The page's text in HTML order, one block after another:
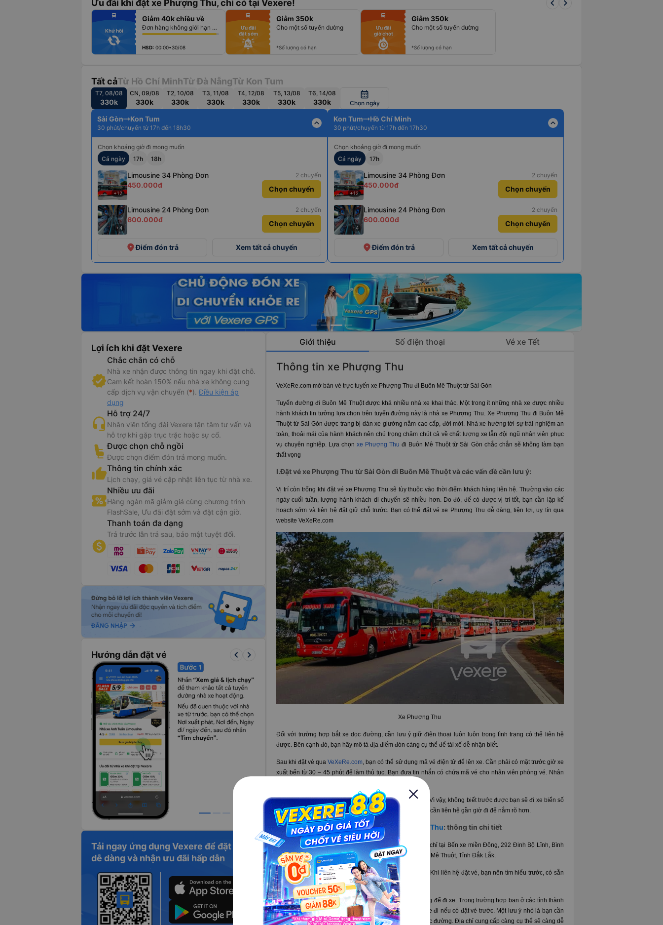
Ưu đãi khi đặt xe Phượng Thu, chỉ có tại Vexere! keyboard_arrow_left keyboard_arrow_right
fiber_manual_record
fiber_manual_record
fiber_manual_record
fiber_manual_record
fiber_manual_record
fiber_manual_record
fiber_manual_record
directions_bus
Khứ hồi
Giảm 40k chiều về
Đơn hàng không giới hạn số lượng vé
HSD: 00:00•30/08
fiber_manual_record
fiber_manual_record
fiber_manual_record
fiber_manual_record
fiber_manual_record
fiber_manual_record
fiber_manual_record
directions_bus
Ưu đãi
đặt sớm
Giảm 350k
Cho một số tuyến đường
*Số lượng có hạn
fiber_manual_record
fiber_manual_record
fiber_manual_record
fiber_manual_record
fiber_manual_record
fiber_manual_record
fiber_manual_record
directions_bus
Ưu đãi
giờ chót
Giảm 350k
Cho một số tuyến đường
*Số lượng có hạn
Tất cảTừ Hồ Chí MinhTừ Đà NẵngTừ Kon Tum
T7, 08/08
330k
CN, 09/08
330k
T2, 10/08
330k
T3, 11/08
330k
T4, 12/08
330k
T5, 13/08
330k
T6, 14/08
330k
calendar_month
Chọn ngày
Sài Gòn Kon Tum
30 phút/chuyến từ 17h đến 18h30 expand_less
Chọn khoảng giờ đi mong muốn
Cả ngày
17h 18h
+12
Limousine 34 Phòng Đơn 2 chuyến
450.000đ Chọn chuyến
+4
Limousine 24 Phòng Đơn 2 chuyến
600.000đ Chọn chuyến
placeĐiểm đón trả Xem tất cả chuyến
Kon Tum Hồ Chí Minh
30 phút/chuyến từ 17h đến 17h30 expand_less
Chọn khoảng giờ đi mong muốn
Cả ngày
17h
+12
Limousine 34 Phòng Đơn 2 chuyến
450.000đ Chọn chuyến
+4
Limousine 24 Phòng Đơn 2 chuyến
600.000đ Chọn chuyến
placeĐiểm đón trả Xem tất cả chuyến
Lợi ích khi đặt Vexere
Chắc chắn có chỗ
Nhà xe nhận được thông tin ngay khi đặt chỗ.
Cam kết hoàn 150% nếu nhà xe không cung
cấp dịch vụ vận chuyển (*). Điều kiện áp
dụng
Hỗ trợ 24/7
Nhân viên tổng đài Vexere tận tâm tư vấn và
hỗ trợ khi gặp trục trặc hoặc sự cố.
Được chọn chỗ ngồi
Được chọn điểm đón trả mong muốn.
Thông tin chính xác
Lịch chạy, giá vé cập nhật liên tục từ nhà xe.
Nhiều ưu đãi
Hàng ngàn mã giảm giá cùng chương trình
FlashSale, Ưu đãi đặt sớm và đặt cận giờ.
Thanh toán đa dạng
Trả trước lẫn trả sau, bảo mật tuyệt đối.
Hướng dẫn đặt vé keyboard_arrow_left keyboard_arrow_right
Tải ngay ứng dụng Vexere để đặt vé
dễ dàng và nhận ưu đãi hấp dẫn
Giới thiệu Số điện thoại Vé xe Tết
Thông tin xe Phượng Thu
VeXeRe.com mở bán vé trực tuyến xe Phượng Thu đi Buôn Mê Thuột từ Sài Gòn
Tuyến đường đi Buôn Mê Thuột được khá nhiều nhà xe khai thác. Một trong ít những nhà xe được nhiều
hành khách tin tưởng lựa chọn trên tuyến đường này là nhà xe Phượng Thu. Xe Phượng Thu đi Buôn Mê
Thuột từ Sài Gòn được trang bị dàn xe giường nằm cao cấp, đời mới. Nhà xe hướng tới sự trải nghiệm an
toàn, thoải mái của hành khách nên chú trọng chăm chút cả về chất lượng xe lẫn đội ngũ nhân viên phục
vụ chuyên nghiệp. Lựa chọn xe Phượng Thu đi Buôn Mê Thuột từ Sài Gòn chắc chắn sẽ không làm bạn
thất vọng
I.Đặt vé xe Phượng Thu từ Sài Gòn đi Buôn Mê Thuột và các vấn đề cần lưu ý:
Vị trí còn trống khi đặt vé xe Phượng Thu sẽ tùy thuộc vào thời điểm khách hàng liên hệ. Thường vào các
ngày cuối tuần, lượng hành khách di chuyển sẽ nhiều hơn. Do đó, để có được vị trí tốt, bạn cần lập kế
hoạch sớm và liên hệ đặt giữ chỗ trước. Bạn có thể đặt vé xe Phượng Thu dễ dàng, tiện lợi, uy tín qua
website VeXeRe.com
Xe Phượng Thu
Đối với trường hợp bắt xe dọc đường, cần lưu ý giữ điện thoại luôn luôn trong tình trạng có thể liên hệ
được. Bên cạnh đó, bạn hãy mô tả địa điểm đón càng cụ thể để tài xế dễ nhận biết.
Sau khi đặt vé qua VeXeRe.com , bạn có thể sử dụng mã vé điện tử để lên xe. Cần phải có mặt trước giờ xe
xuất bến từ 30 – 45 phút để làm thủ tục. Bạn đưa tin nhắn có chứa mã vé cho nhân viên phòng vé. Nhân
viên sẽ hỗ trợ xuất vé và hướng dẫn bạn ra xe phù hợp.
Xe được sắp xếp tùy thuộc vào thời gian chạy quay đầu. Vì vậy, không biết trước được bạn sẽ đi xe biển số
bao nhiêu hay tài xế nào. Nếu cần các thông tin trên, bạn cần liên hệ gần giờ đi để nắm rõ hơn.
II.Địa chỉ, số điện thoại văn phòng xe Phượng Thu: thông tin chi tiết
Văn phòng chính của xe Phượng Thu tại Sài Gòn có địa chỉ tại Bến xe miền Đông, 292 Đinh Bộ Lĩnh, Bình
Thạnh, TP. Hồ Chí Minh. Từ đây, xe sẽ di chuyển về Buôn Mê Thuột, Tỉnh Đắk Lắk.
Hiện tại xe chưa hỗ trợ trung chuyển tại Buôn Mê Thuột. Khi liên hệ đặt vé, bạn nên tìm hiểu trước, có sẵn
địa chỉ cần đến và hỏi kỹ nhân viên tư vấn.
Nếu ở Sài Gòn, bạn sẽ tự di chuyển ra Bến xe miền Đông để đi xe. Trong trường hợp bạn ở các tỉnh thành
lân cận, xe cũng có hỗ trợ đón khách trên cung đường xe đi nếu có đặt vé trước. Một lưu ý nhỏ là bạn cần
phải hỏi kỹ hơn về điểm đón khi đặt vé khi cần đón xe dọc đường. Địa chỉ cung cấp càng cụ thể sẽ càng dễ